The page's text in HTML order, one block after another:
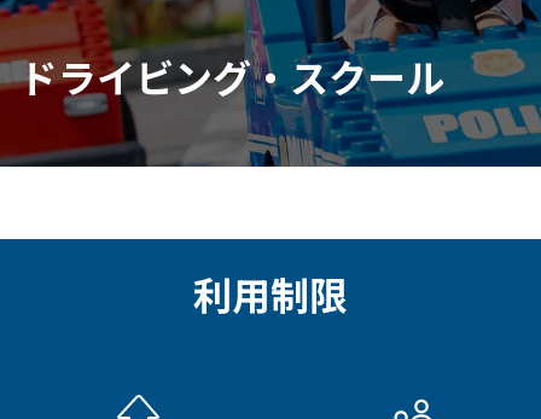
ドライビング・スクール
利用制限